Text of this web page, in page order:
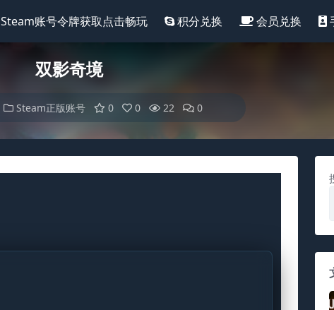
Steam账号令牌获取点击畅玩 积分兑换 会员兑换
双影奇境
Steam正版账号 0 0 22 0